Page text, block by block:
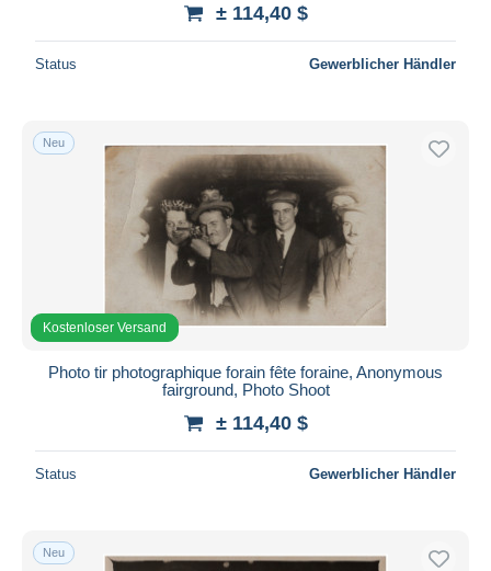
± 114,40 $
Status Gewerblicher Händler
Neu
Kostenloser Versand
Photo tir photographique forain fête foraine, Anonymous
fairground, Photo Shoot
± 114,40 $
Status Gewerblicher Händler
Neu